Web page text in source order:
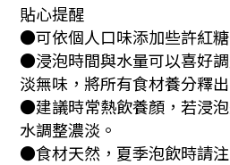
貼心提醒
●可依個人口味添加些許紅
●浸泡時間與水量可以喜好
淡無味，將所有食材養分釋出
●建議時常熱飲養顏，若浸
水調整濃淡。
●食材天然，夏季泡飲時請